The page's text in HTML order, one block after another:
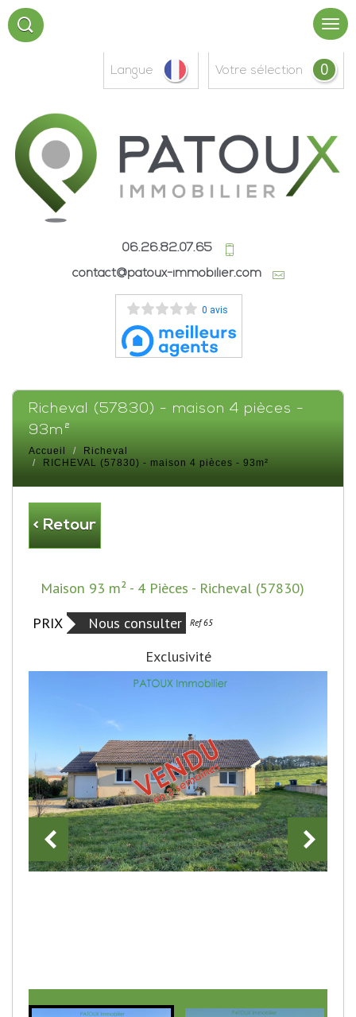
Langue votre sélection 0
06.26.82.07.65
contact@patoux-immobilier.com
0 avis
richeval (57830) - maison 4 pièces -
93m²
Accueil
Richeval
RICHEVAL (57830) - maison 4 pièces - 93m²
< Retour
Maison 93 m² - 4 Pièces - Richeval (57830)
PRIX
Nous consulter Ref 65
Bien vendu
Exclusivité